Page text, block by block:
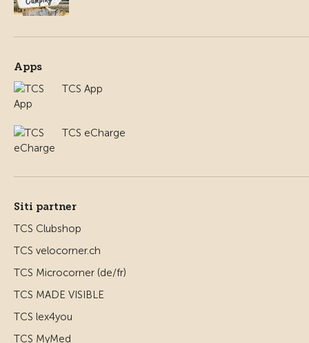
Apps
TCS App
TCS eCharge
Siti partner
TCS Clubshop
TCS velocorner.ch
TCS Microcorner (de/fr)
TCS MADE VISIBLE
TCS lex4you
TCS MyMed